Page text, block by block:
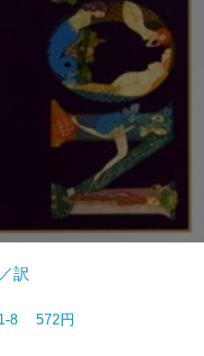
訳
8 572円